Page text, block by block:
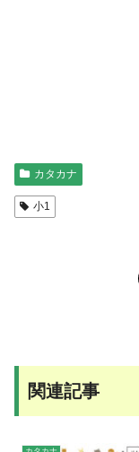
カタカナ
小1
関連記事